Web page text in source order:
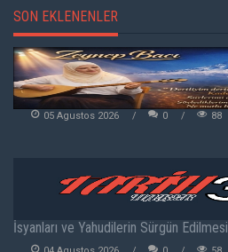
SON EKLENENLER
05 Agustos 2026 0 88
İsyanları ve Yahudilerin Sürgün Edilmesi